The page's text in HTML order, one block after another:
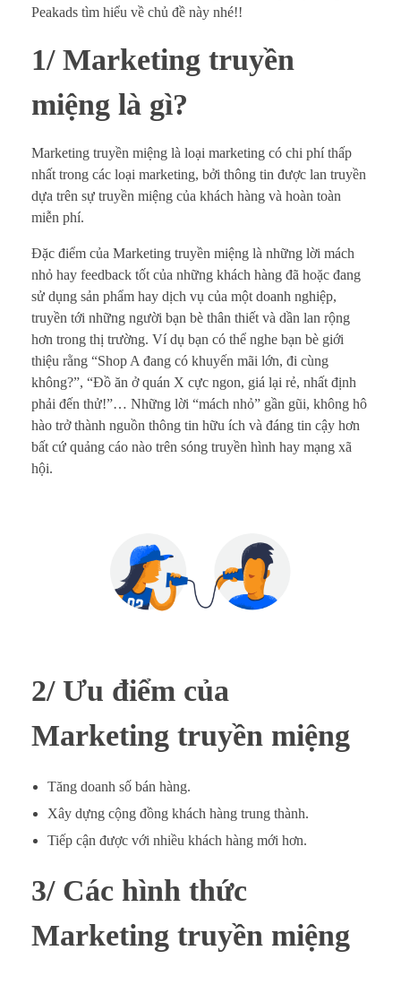
Peakads tìm hiểu về chủ đề này nhé!!
1/ Marketing truyền
miệng là gì?
Marketing truyền miệng là loại marketing có chi phí thấp
nhất trong các loại marketing, bởi thông tin được lan truyền
dựa trên sự truyền miệng của khách hàng và hoàn toàn
miễn phí.
Đặc điểm của Marketing truyền miệng là những lời mách
nhỏ hay feedback tốt của những khách hàng đã hoặc đang
sử dụng sản phẩm hay dịch vụ của một doanh nghiệp,
truyền tới những người bạn bè thân thiết và dần lan rộng
hơn trong thị trường. Ví dụ bạn có thể nghe bạn bè giới
thiệu rằng “Shop A đang có khuyến mãi lớn, đi cùng
không?”, “Đồ ăn ở quán X cực ngon, giá lại rẻ, nhất định
phải đến thử!”… Những lời “mách nhỏ” gần gũi, không hô
hào trở thành nguồn thông tin hữu ích và đáng tin cậy hơn
bất cứ quảng cáo nào trên sóng truyền hình hay mạng xã
hội.
2/ Ưu điểm của
Marketing truyền miệng
Tăng doanh số bán hàng.
Xây dựng cộng đồng khách hàng trung thành.
Tiếp cận được với nhiều khách hàng mới hơn.
3/ Các hình thức
Marketing truyền miệng